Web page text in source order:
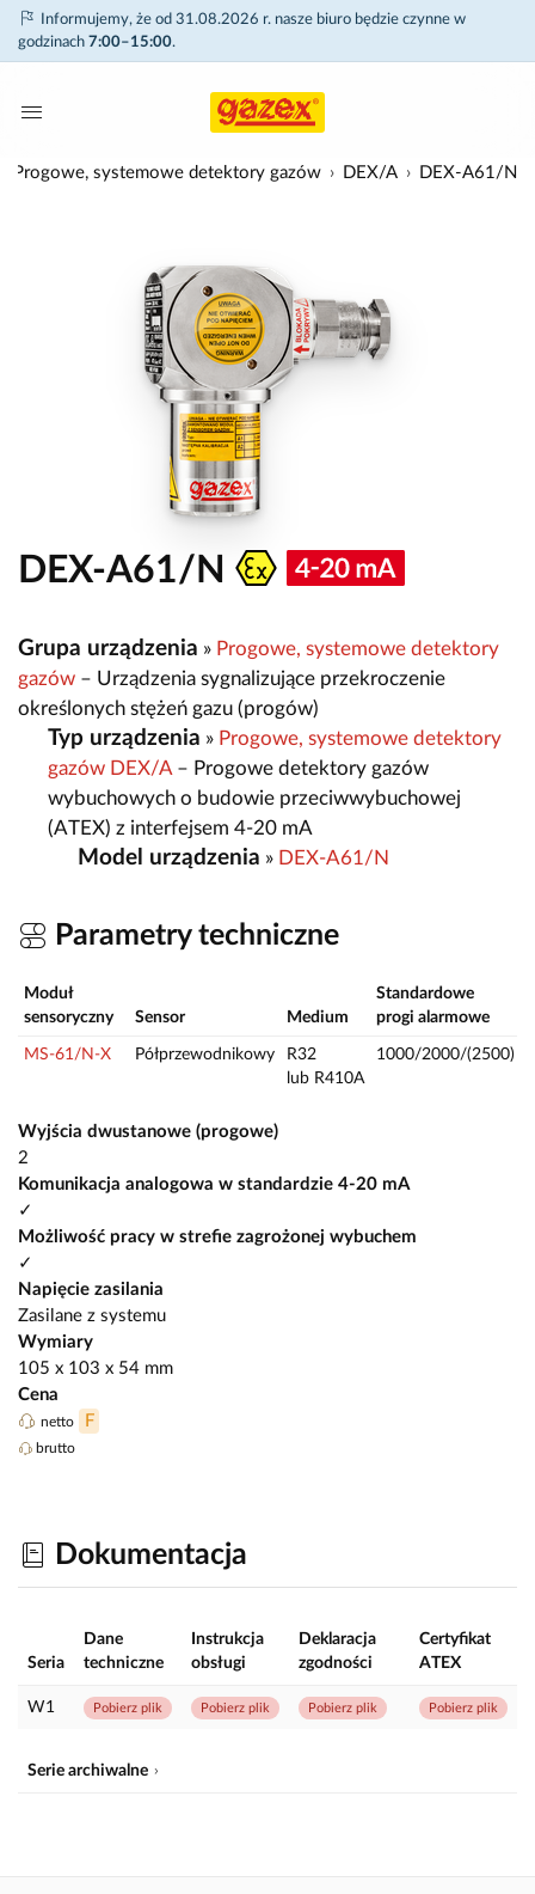
Informujemy, że od 31.08.2026 r. nasze biuro będzie czynne w
godzinach 7:00–15:00.
Progowe, systemowe detektory gazów DEX/A DEX-A61/N
DEX-A61/N
Grupa urządzenia » Progowe, systemowe detektory
gazów – Urządzenia sygnalizujące przekroczenie
określonych stężeń gazu (progów)
Typ urządzenia » Progowe, systemowe detektory
gazów DEX/A – Progowe detektory gazów
wybuchowych o budowie przeciwwybuchowej
(ATEX) z interfejsem 4-20 mA
Model urządzenia » DEX-A61/N
Parametry techniczne
Moduł
sensoryczny
Sensor Medium
Standardowe
progi alarmowe
MS-61/N-X Półprzewodnikowy
R32
lub R410A
1000/2000/(2500)
Wyjścia dwustanowe (progowe)
2
Komunikacja analogowa w standardzie 4-20 mA
✓
Możliwość pracy w strefie zagrożonej wybuchem
✓
Napięcie zasilania
Zasilane z systemu
Wymiary
105 x 103 x 54 mm
Cena
netto F
brutto
Dokumentacja
Seria
Dane
techniczne
Instrukcja
obsługi
Deklaracja
zgodności
Certyfikat
ATEX
W1 Pobierz plik Pobierz plik Pobierz plik Pobierz plik
Serie archiwalne